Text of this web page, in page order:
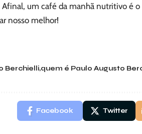
um café da manhã nutritivo é o
nosso melhor!
Berchielli quem é Paulo Augusto
Facebook Twitter